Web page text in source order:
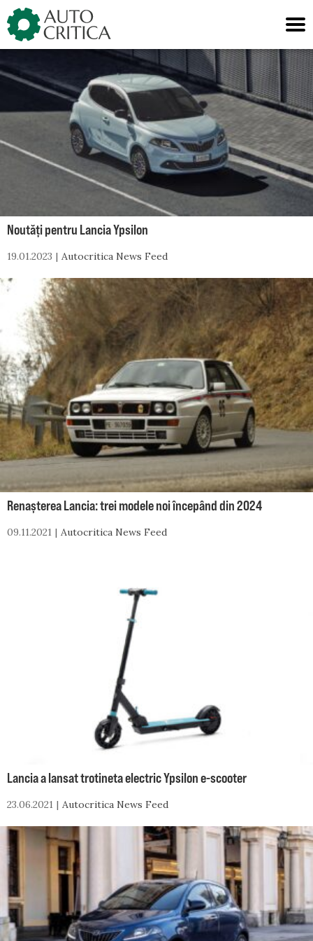
Skip
to
content
Noutăți pentru Lancia Ypsilon
19.01.2023 Autocritica News Feed
Renașterea Lancia: trei modele noi începând din 2024
09.11.2021 Autocritica News Feed
Lancia a lansat trotineta electric Ypsilon e-scooter
23.06.2021 Autocritica News Feed